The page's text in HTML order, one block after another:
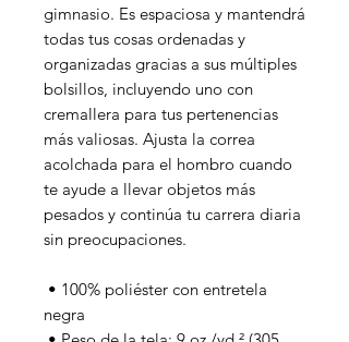
gimnasio. Es espaciosa y mantendrá
todas tus cosas ordenadas y
organizadas gracias a sus múltiples
bolsillos, incluyendo uno con
cremallera para tus pertenencias
más valiosas. Ajusta la correa
acolchada para el hombro cuando
te ayude a llevar objetos más
pesados y continúa tu carrera diaria
sin preocupaciones.
negra